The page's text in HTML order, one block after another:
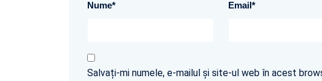
Nume* Email*
Salvați-mi numele, e-mailul și site-ul web în acest